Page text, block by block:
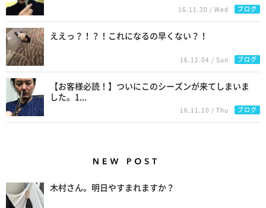
16.11.30 / Wed ブログ
ええっ？！？！これになるの早くない？！
16.12.04 / Sun ブログ
【お客様必読！】ついにこのシーズンが来てしまいま
した。1...
16.11.10 / Thu ブログ
木村さん。明日やすまれますか？